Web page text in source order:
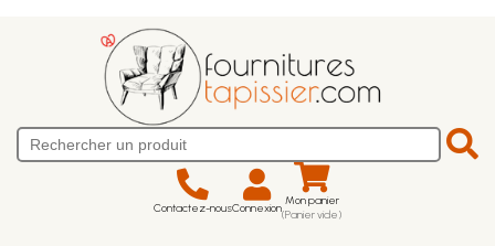
Contactez-nousConnexion Mon panier
(Panier vide)